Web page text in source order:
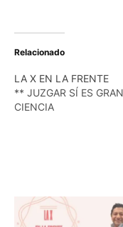
Relacionado
LA X EN LA FRENTE
** JUZGAR SÍ ES GRAN
CIENCIA